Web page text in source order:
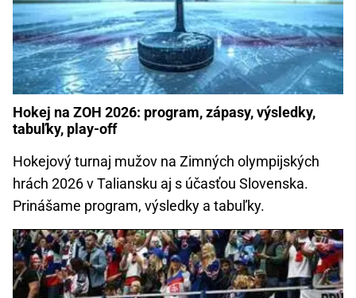
Hokej na ZOH 2026: program, zápasy, výsledky,
tabuľky, play-off
Hokejový turnaj mužov na Zimných olympijských
hrách 2026 v Taliansku aj s účasťou Slovenska.
Prinášame program, výsledky a tabuľky.